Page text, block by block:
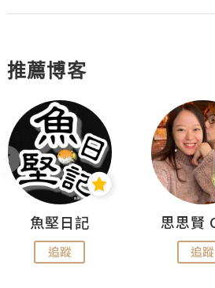
推薦博客
魚堅日記
追蹤 追蹤